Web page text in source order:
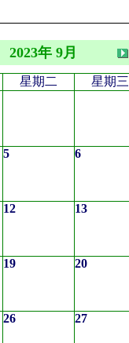
2023年 9月
星期二 星期三
5 6
12 13
19 20
26 27